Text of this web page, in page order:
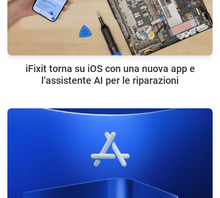
iFixit torna su iOS con una nuova app e
l’assistente AI per le riparazioni